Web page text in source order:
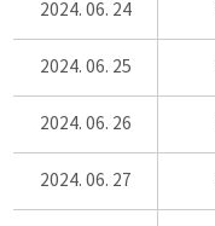
2024. 06. 24
2024. 06. 25
2024. 06. 26
2024. 06. 27